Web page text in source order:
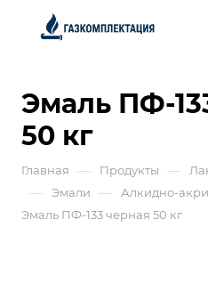
Эмаль ПФ-
50 кг
Главная — Продукты —
— Эмали — Алкидно-
Эмаль ПФ-133 черная 50 кг